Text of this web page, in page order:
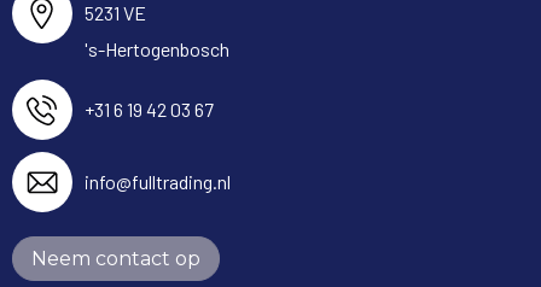
5231 VE
's-Hertogenbosch
+31 6 19 42 03 67
info@fulltrading.nl
Neem contact op